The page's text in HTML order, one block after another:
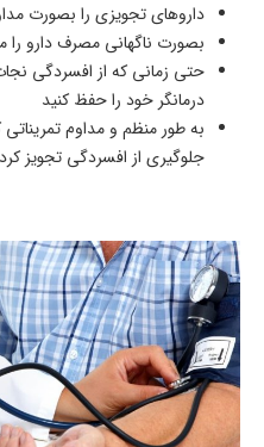
داروهای تجویزی را بصورت
بصورت ناگهانی مصرف دارو را
حتی زمانی که از افسردگی
درمانگر خود را حفظ کنید
به طور منظم و مداوم تمریناتی
جلوگیری از افسردگی تجویز